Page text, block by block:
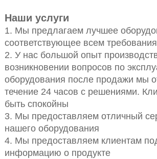
Наши услуги
1. Мы предлагаем лучшее
соответствующее всем
2. У нас большой опыт
возникновении вопросов по
оборудования после продажи мы
течение 24 часов с решениями.
быть спокойны
3. Мы предоставляем отличный
нашего оборудования
4. Мы предоставляем клиентам
информацию о продукте